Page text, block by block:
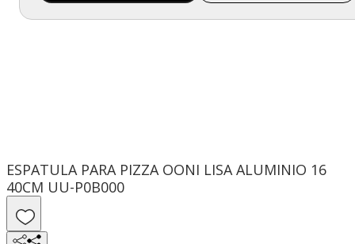
ESPATULA PARA PIZZA OONI LISA ALUMINIO 16
40CM UU-P0B000